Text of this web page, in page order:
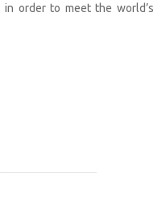
in order to meet the world’s